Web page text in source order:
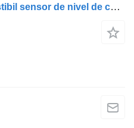
Unitate de preluare combustibil sensor de nivel de combustible para Scania – Coduri: 1790948, 2568895, 1904374 camión